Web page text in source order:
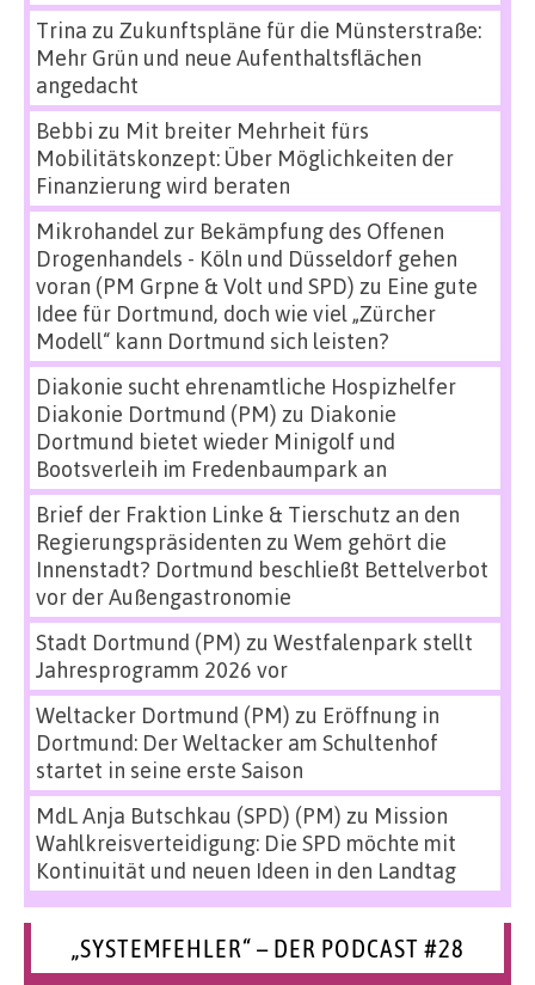
Trina zu Zukunftspläne für die Münsterstraße:
Mehr Grün und neue Aufenthaltsflächen
angedacht
Bebbi zu Mit breiter Mehrheit fürs
Mobilitätskonzept: Über Möglichkeiten der
Finanzierung wird beraten
Mikrohandel zur Bekämpfung des Offenen
Drogenhandels - Köln und Düsseldorf gehen
voran (PM Grpne & Volt und SPD) zu Eine gute
Idee für Dortmund, doch wie viel „Zürcher
Modell“ kann Dortmund sich leisten?
Diakonie sucht ehrenamtliche Hospizhelfer
Diakonie Dortmund (PM) zu Diakonie
Dortmund bietet wieder Minigolf und
Bootsverleih im Fredenbaumpark an
Brief der Fraktion Linke & Tierschutz an den
Regierungspräsidenten zu Wem gehört die
Innenstadt? Dortmund beschließt Bettelverbot
vor der Außengastronomie
Stadt Dortmund (PM) zu Westfalenpark stellt
Jahresprogramm 2026 vor
Weltacker Dortmund (PM) zu Eröffnung in
Dortmund: Der Weltacker am Schultenhof
startet in seine erste Saison
MdL Anja Butschkau (SPD) (PM) zu Mission
Wahlkreisverteidigung: Die SPD möchte mit
Kontinuität und neuen Ideen in den Landtag
„SYSTEMFEHLER“ – DER PODCAST #28